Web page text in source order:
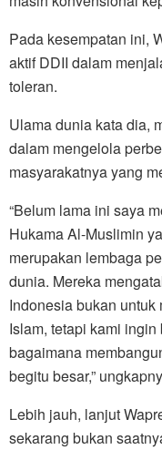
Pada kesempatan ini,
aktif DDII dalam
toleran.
Ulama dunia kata dia,
dalam mengelola
masyarakatnya yang
“Belum lama ini saya
Hukama Al-Muslimin
merupakan lembaga
dunia. Mereka
Indonesia bukan
Islam, tetapi kami
bagaimana
begitu besar,”
Lebih jauh, lanjut
sekarang bukan